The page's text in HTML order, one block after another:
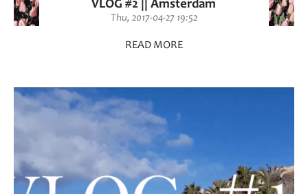
VLOG #2 || Amsterdam
Thu, 2017-04-27 19:52
READ MORE